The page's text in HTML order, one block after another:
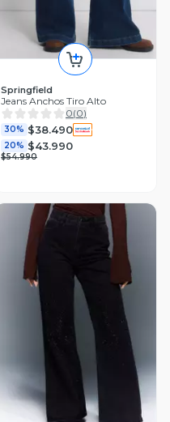
Springfield
Jeans Anchos Tiro Alto
0(0)
30% $38.490
20% $43.990
$54.990